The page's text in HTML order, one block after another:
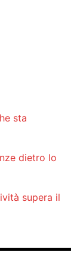
sta
dietro lo
supera il